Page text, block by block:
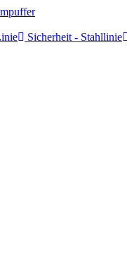
Sicherheit - Stahllinie